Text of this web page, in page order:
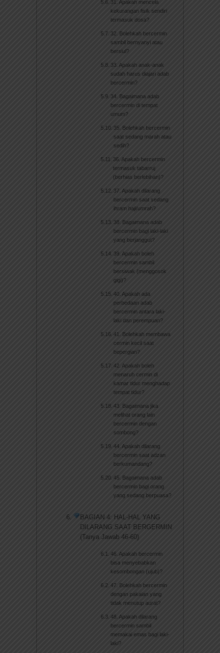
31. Apakah mencela
kekurangan fisik sendiri
termasuk dosa?
32. Bolehkah bercermin
sambil bernyanyi atau
bersiul?
33. Apakah anak-anak
sudah harus diajari adab
bercermin?
34. Bagaimana adab
bercermin di tempat
umum?
35. Bolehkah bercermin
saat sedang marah atau
sedih?
36. Apakah bercermin
termasuk tabarruj
(berhias berlebihan)?
37. Apakah dilarang
bercermin saat sedang
ihram haji/umrah?
38. Bagaimana adab
bercermin bagi laki-laki
yang berjanggut?
39. Apakah boleh
bercermin sambil
bersiwak (menggosok
gigi)?
40. Apakah ada
perbedaan adab
bercermin antara laki-
laki dan perempuan?
41. Bolehkah membawa
cermin kecil saat
bepergian?
42. Apakah boleh
menaruh cermin di
kamar tidur menghadap
tempat tidur?
43. Bagaimana jika
melihat orang lain
bercermin dengan
sombong?
44. Apakah dilarang
bercermin saat adzan
berkumandang?
45. Bagaimana adab
bercermin bagi orang
yang sedang berpuasa?
BAGIAN 4: HAL-HAL YANG
DILARANG SAAT BERGERMIN
(Tanya Jawab 46-60)
46. Apakah bercermin
bisa menyebabkan
kesombongan (ujub)?
47. Bolehkah bercermin
dengan pakaian yang
tidak menutup aurat?
48. Apakah dilarang
bercermin sambil
memakai emas bagi laki-
laki?